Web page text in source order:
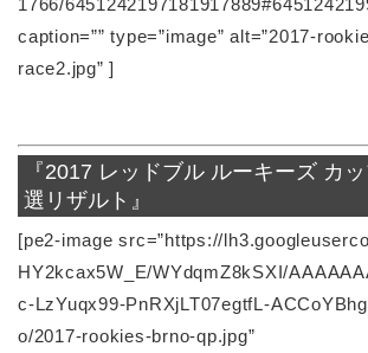
1766/
caption=”” type=”image” alt=”2017-
race2.jpg” ]
『2017 レッドブル ルーキーズ カ
選リザルト』
[pe2-image src=”https://
HY2kcax5W_E/WYdqmZ8kSXI/
c-LzYuqx99-PnRXjLT07egtfL-
o/2017-rookies-brno-qp.jpg”